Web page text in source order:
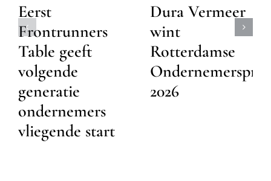
Eerst
Frontrunners
Table geeft
volgende
generatie
ondernemers
vliegende start
Dura Vermeer
wint
Rotterdamse
Ondernemersprijs
2026